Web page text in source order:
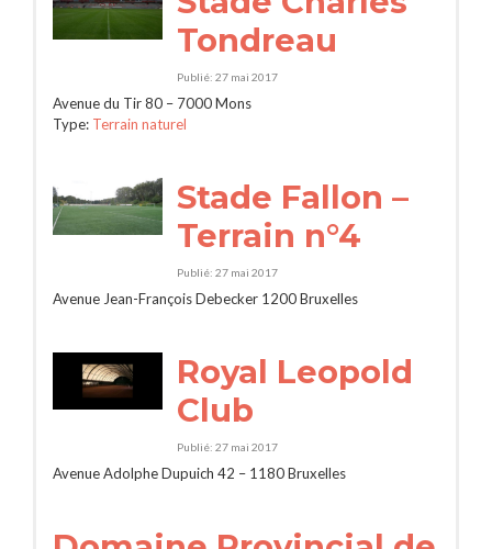
Tondreau
Publié: 27 mai 2017
Avenue du Tir 80 – 7000 Mons
Type: Terrain naturel
Stade Fallon –
Terrain n°4
Publié: 27 mai 2017
Avenue Jean-François Debecker 1200 Bruxelles
Royal Leopold
Club
Publié: 27 mai 2017
Avenue Adolphe Dupuich 42 – 1180 Bruxelles